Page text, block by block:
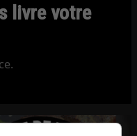
livre votre